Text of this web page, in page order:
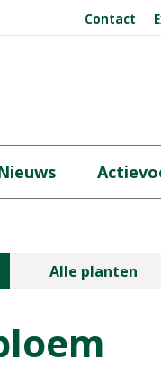
Contact
Alle planten